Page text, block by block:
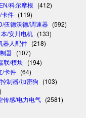
科尔摩根 (412)
卡件 (119)
伍德沃德/调速器 (592)
/安川电机 (133)
器人配件 (218)
器 (107)
联/模块 (194)
/卡件 (64)
制器/加密狗 (103)
传感/电力电气 (2581)